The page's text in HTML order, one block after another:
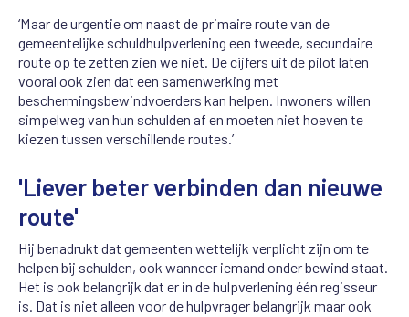
‘Maar de urgentie om naast de primaire route van de
gemeentelijke schuldhulpverlening een tweede, secundaire
route op te zetten zien we niet. De cijfers uit de pilot laten
vooral ook zien dat een samenwerking met
beschermingsbewindvoerders kan helpen. Inwoners willen
simpelweg van hun schulden af en moeten niet hoeven te
kiezen tussen verschillende routes.’
'Liever beter verbinden dan nieuwe
route'
Hij benadrukt dat gemeenten wettelijk verplicht zijn om te
helpen bij schulden, ook wanneer iemand onder bewind staat.
Het is ook belangrijk dat er in de hulpverlening één regisseur
is. Dat is niet alleen voor de hulpvrager belangrijk maar ook